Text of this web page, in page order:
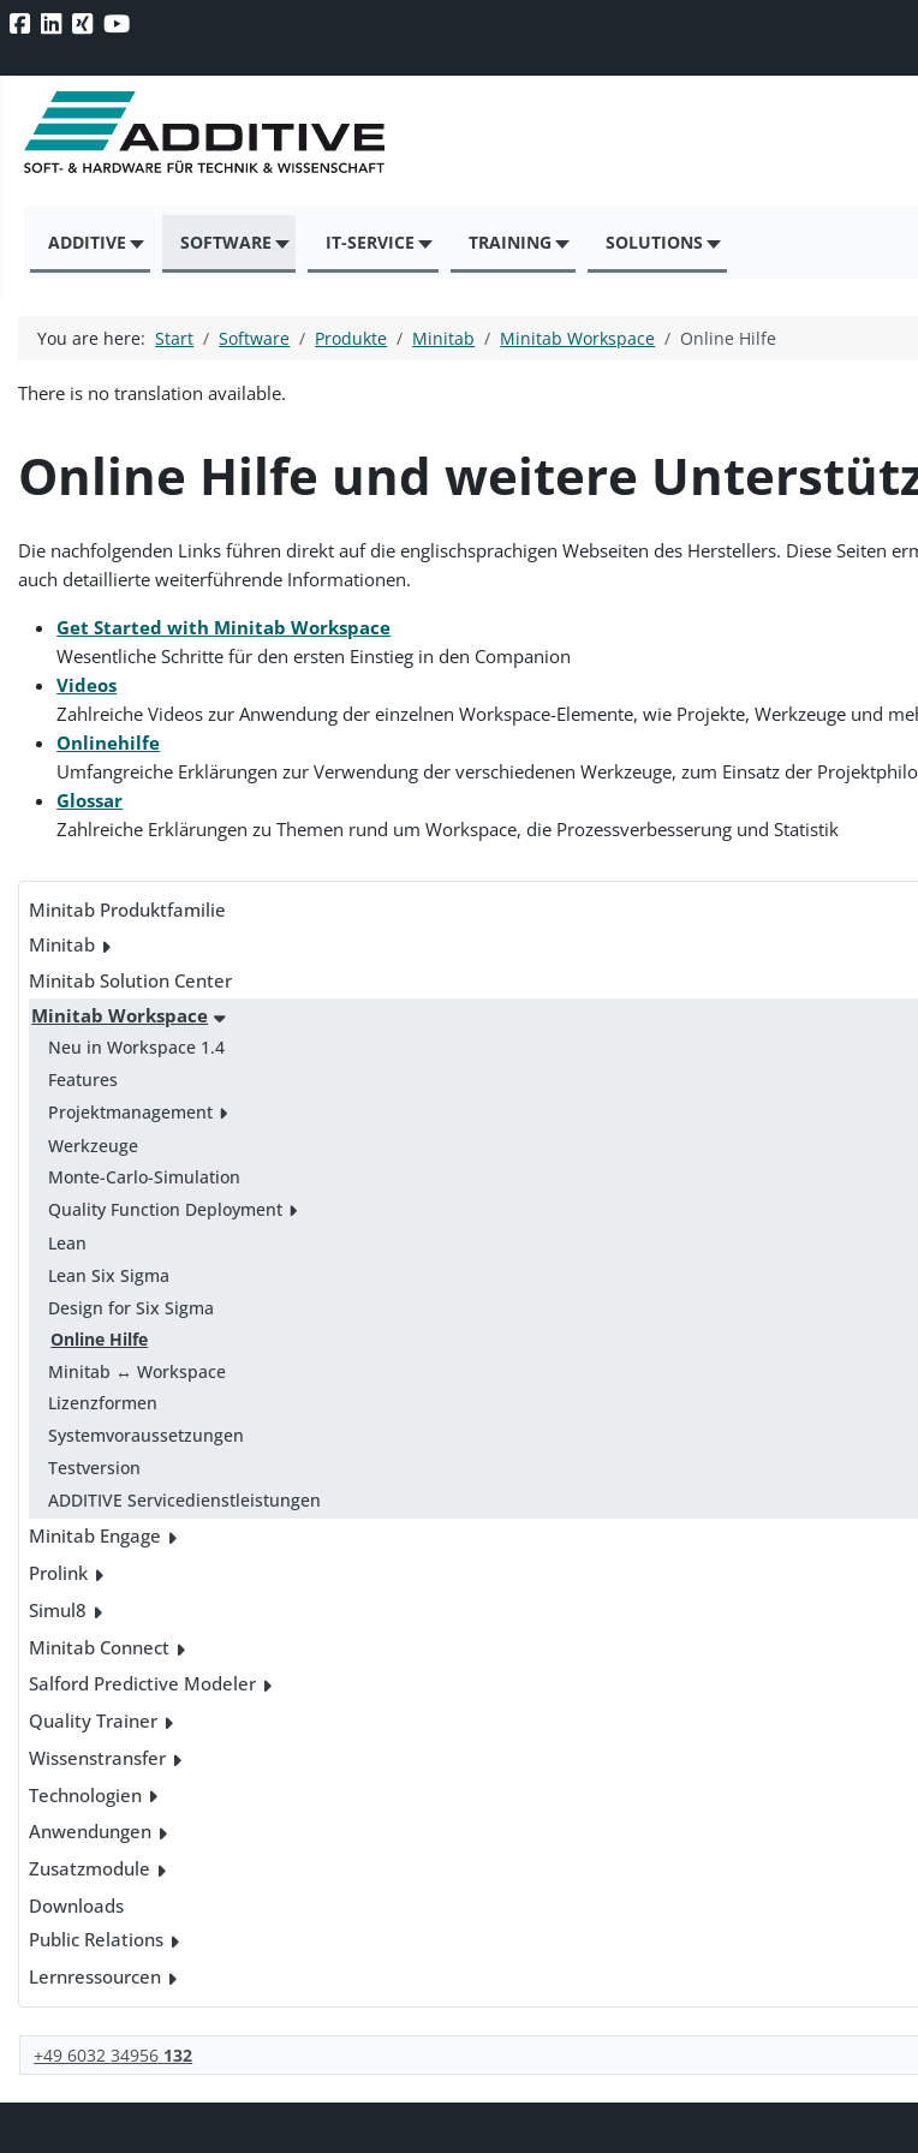
ADDITIVE SOFTWARE IT-SERVICE TRAINING SOLUTIONS
Minitab Produktfamilie
Minitab
Minitab Solution Center
Minitab Workspace
Neu in Workspace 1.4
Features
Projektmanagement
Werkzeuge
Monte-Carlo-Simulation
Quality Function Deployment
Lean
Lean Six Sigma
Design for Six Sigma
Online Hilfe
Minitab ↔ Workspace
Lizenzformen
Systemvoraussetzungen
Testversion
ADDITIVE Servicedienstleistungen
Minitab Engage
Prolink
Simul8
Minitab Connect
Salford Predictive Modeler
Quality Trainer
Wissenstransfer
Technologien
Anwendungen
Zusatzmodule
Downloads
Public Relations
Lernressourcen
+49 6032 34956 132
You are here:Start Software Produkte Minitab Minitab Workspace Online Hilfe
There is no translation available.
Online Hilfe und weitere
Die nachfolgenden Links führen direkt auf die englischsprachigen Webseiten des Herstellers. Diese Seiten
auch detaillierte weiterführende Informationen.
Get Started with Minitab Workspace
Wesentliche Schritte für den ersten Einstieg in den Companion
Videos
Zahlreiche Videos zur Anwendung der einzelnen Workspace-Elemente, wie Projekte, Werkzeuge und
Onlinehilfe
Umfangreiche Erklärungen zur Verwendung der verschiedenen Werkzeuge, zum Einsatz der
Glossar
Zahlreiche Erklärungen zu Themen rund um Workspace, die Prozessverbesserung und Statistik